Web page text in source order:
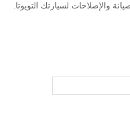
والإصلاحات لسيارتك التويوتا.